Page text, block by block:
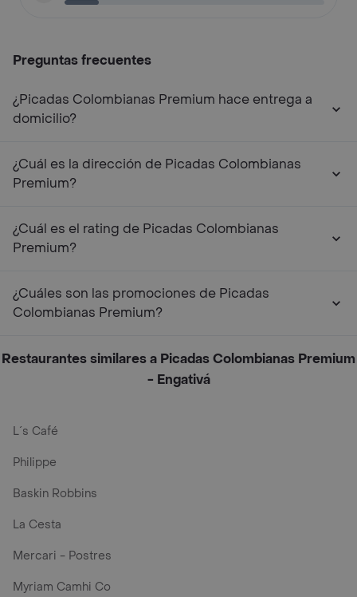
Preguntas frecuentes
¿Picadas Colombianas Premium hace entrega a
domicilio?
¿Cuál es la dirección de Picadas Colombianas
Premium?
¿Cuál es el rating de Picadas Colombianas
Premium?
¿Cuáles son las promociones de Picadas
Colombianas Premium?
Restaurantes similares a Picadas Colombianas Premium
- Engativá
L´s Café
Philippe
Baskin Robbins
La Cesta
Mercari - Postres
Myriam Camhi Co